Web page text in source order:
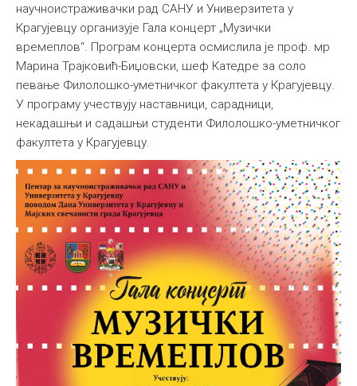
научноистраживачки рад САНУ и Универзитета у
Крагујевцу организује Гала концерт „Музички
времеплов“. Програм концерта осмислила је проф. мр
Марина Трајковић-Биџовски, шеф Катедре за соло
певање Филолошко-уметничког факултета у Крагујевцу.
У програму учествују наставници, сарадници,
некадашњи и садашњи студенти Филолошко-уметничког
факултета у Крагујевцу.